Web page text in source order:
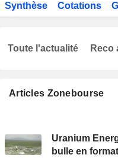
Synthèse Cotations
Articles Zonebourse
Uranium
bulle en
Toute l'actualité Reco